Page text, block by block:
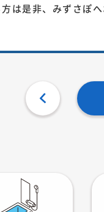
は是非、みずさぽ